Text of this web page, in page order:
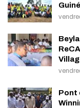
Pont